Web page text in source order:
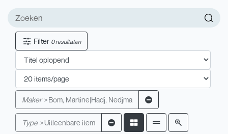
Filter 0 resultaten
Maker > Bom, Martine|Hadj, Nedjma
Type >Uitleenbare item